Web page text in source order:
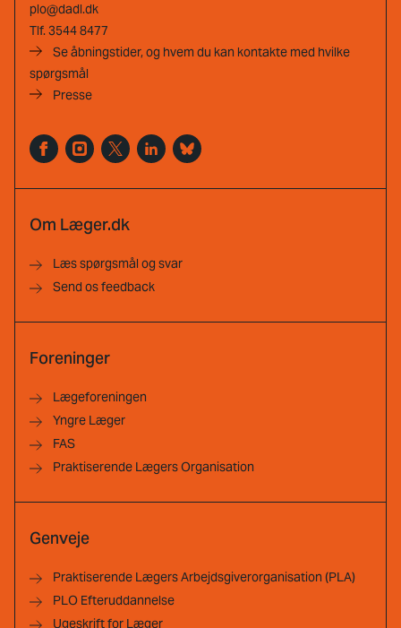
plo@dadl.dk
Tlf.3544 8477
Se åbningstider, og hvem du kan kontakte med hvilke
spørgsmål
Presse
Om Læger.dk
Læs spørgsmål og svar
Send os feedback
Foreninger
Lægeforeningen
Yngre Læger
FAS
Praktiserende Lægers Organisation
Genveje
Praktiserende Lægers Arbejdsgiverorganisation (PLA)
PLO Efteruddannelse
Ugeskrift for Læger